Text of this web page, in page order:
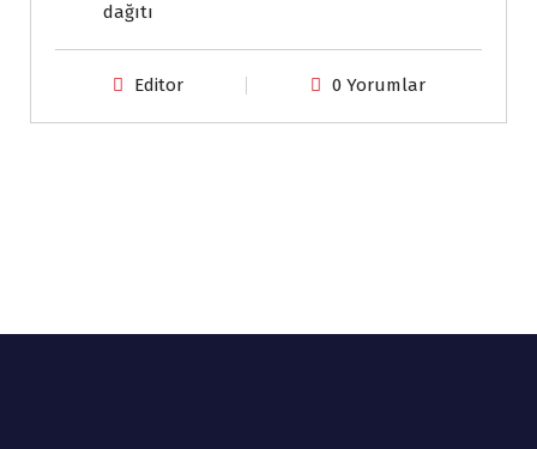
dağıtı
Editor 0 Yorumlar